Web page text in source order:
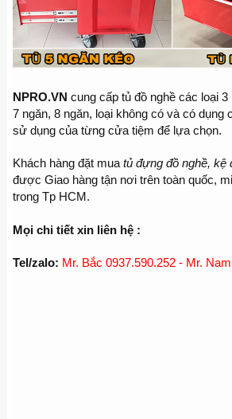
NPRO.VN cung cấp tủ đồ nghề các loại 3
7 ngăn, 8 ngăn, loại không có và có dụng
sử dụng của từng cửa tiệm để lựa chọn.
Khách hàng đặt mua tủ đựng đồ nghề,
được Giao hàng tận nơi trên toàn quốc,
trong Tp HCM.
Mọi chi tiết xin liên hệ :
Tel/zalo: Mr. Bắc 0937.590.252 - Mr.